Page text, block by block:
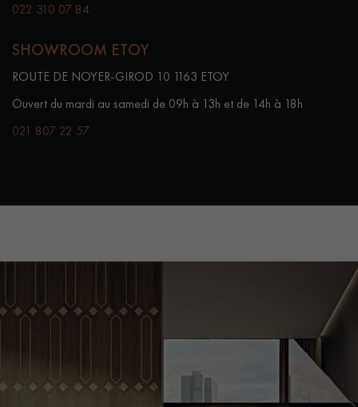
022 310 07 84
SHOWROOM ETOY
ROUTE DE NOYER-GIROD 10 1163 ETOY
Ouvert du mardi au samedi de 09h à 13h et de 14h à 18h
021 807 22 57